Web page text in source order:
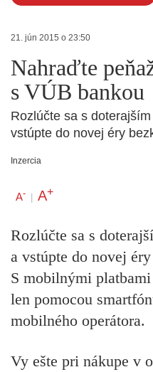
21. jún 2015 o 23:50
Nahraďte
s VÚB bankou
Rozlúčte sa s
vstúpte do novej éry
Inzercia
A- | A+
Rozlúčte sa s
a vstúpte do novej
S mobilnými
len pomocou
mobilného operátora.
Vy ešte pri nákupe v